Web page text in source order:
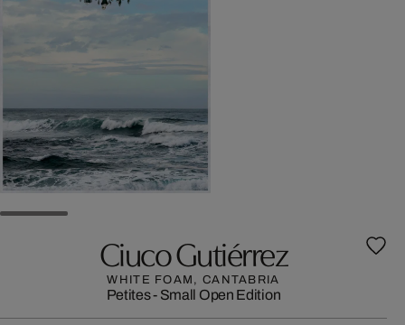
Ciuco Gutiérrez
WHITE FOAM, CANTABRIA
Petites - Small Open Edition